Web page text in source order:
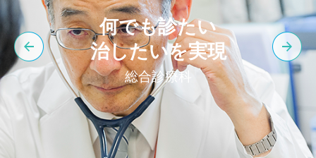
何でも診たい
治したいを実現
総合診療科